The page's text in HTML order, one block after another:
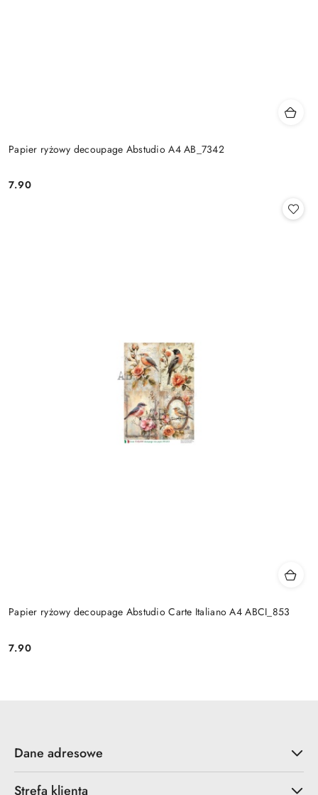
Papier ryżowy decoupage Abstudio A4 AB_7342
Cena:
7.90
Papier ryżowy decoupage Abstudio Carte Italiano A4 ABCI_853
Cena:
7.90
Dane adresowe
Strefa klienta